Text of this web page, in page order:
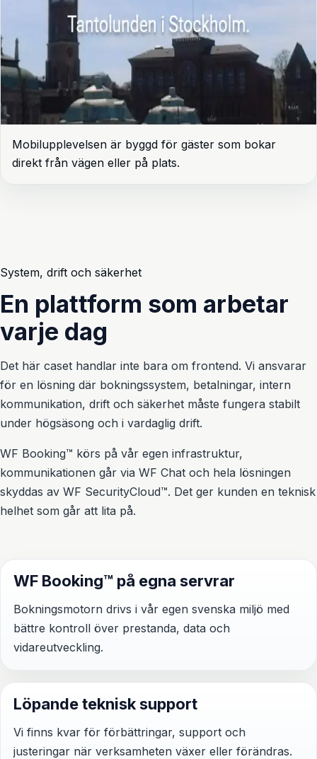
Mobilupplevelsen är byggd för gäster som bokar
direkt från vägen eller på plats.
System, drift och säkerhet
En plattform som arbetar
varje dag
Det här caset handlar inte bara om frontend. Vi ansvarar
för en lösning där bokningssystem, betalningar, intern
kommunikation, drift och säkerhet måste fungera stabilt
under högsäsong och i vardaglig drift.
WF Booking™ körs på vår egen infrastruktur,
kommunikationen går via WF Chat och hela lösningen
skyddas av WF SecurityCloud™. Det ger kunden en teknisk
helhet som går att lita på.
WF Booking™ på egna servrar
Bokningsmotorn drivs i vår egen svenska miljö med
bättre kontroll över prestanda, data och
vidareutveckling.
Löpande teknisk support
Vi finns kvar för förbättringar, support och
justeringar när verksamheten växer eller förändras.